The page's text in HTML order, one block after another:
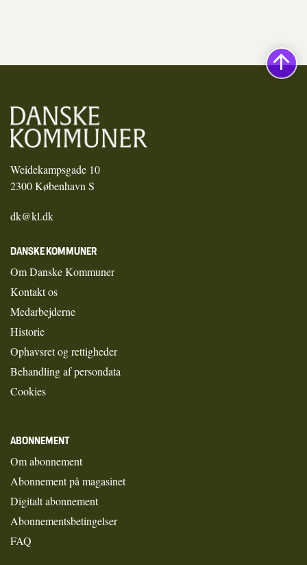
Weidekampsgade 10
2300 København S
dk@kl.dk
DANSKE KOMMUNER
Om Danske Kommuner
Kontakt os
Medarbejderne
Historie
Ophavsret og rettigheder
Behandling af persondata
Cookies
ABONNEMENT
Om abonnement
Abonnement på magasinet
Digitalt abonnement
Abonnementsbetingelser
FAQ